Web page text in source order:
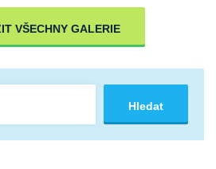
VŠECHNY GALERIE
Hledat